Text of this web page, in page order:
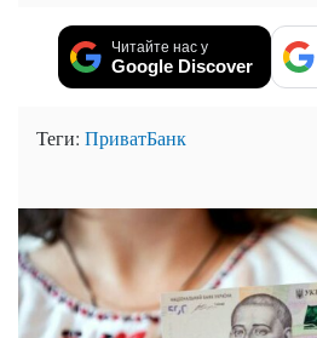
Читайте нас у
Google Discover
Теги: ПриватБанк